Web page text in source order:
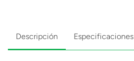
Descripción Especificaciones